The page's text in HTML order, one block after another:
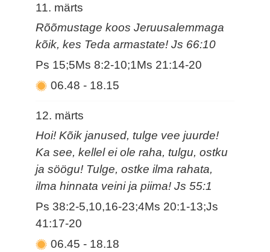
11. märts
Rõõmustage koos Jeruusalemmaga
kõik, kes Teda armastate! Js 66:10
Ps 15;5Ms 8:2-10;1Ms 21:14-20
06.48- 18.15
12. märts
Hoi! Kõik janused, tulge vee juurde!
Ka see, kellel ei ole raha, tulgu, ostku
ja söögu! Tulge, ostke ilma rahata,
ilma hinnata veini ja piima! Js 55:1
Ps 38:2-5,10,16-23;4Ms 20:1-13;Js
41:17-20
06.45- 18.18